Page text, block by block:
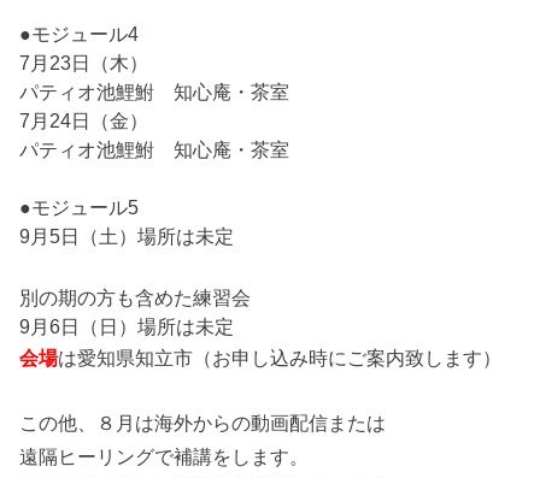
●モジュール4
7月23日（木）
パティオ池鯉鮒 知心庵・茶室
7月24日（金）
パティオ池鯉鮒 知心庵・茶室
●モジュール5
9月5日（土）場所は未定
別の期の方も含めた練習会
9月6日（日）場所は未定
会場は愛知県知立市（お申し込み時にご案内致します）
この他、８月は海外からの動画配信または
遠隔ヒーリングで補講をします。